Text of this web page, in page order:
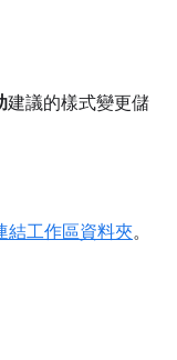
建議的樣式變更儲
結工作區資料夾。